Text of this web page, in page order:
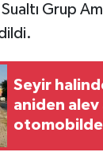
Grup
Seyir
aniden alev